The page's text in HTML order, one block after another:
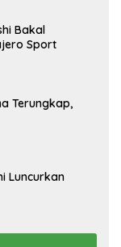
Bakal
Sport
Terungkap,
Luncurkan